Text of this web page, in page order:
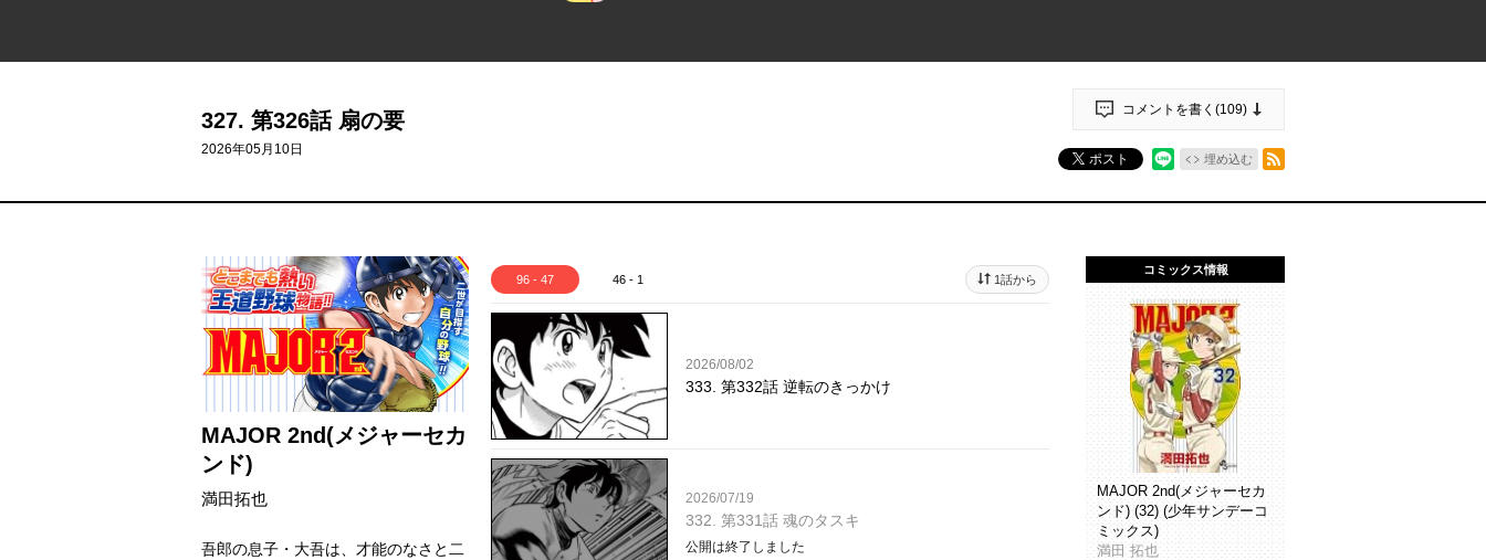
327. 第326話 扇の要
2026年05月10日
コメントを書く(109)
ポスト 埋め込む
MAJOR 2nd(メジャーセカ
ンド)
満田拓也
吾郎の息子・大吾は、才能のなさと二
96 - 47 46 - 1 1話から
2026/08/02
333. 第332話 逆転のきっかけ
2026/07/19
332. 第331話 魂のタスキ
公開は終了しました
コミックス情報
MAJOR 2nd(メジャーセカ
ンド) (32) (少年サンデーコ
ミックス)
満田 拓也